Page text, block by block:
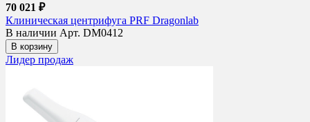
70 021 ₽
Клиническая центрифуга PRF Dragonlab
В наличии Арт. DM0412
В корзину
Лидер продаж